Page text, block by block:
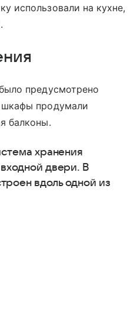
использовали на кухне,
предусмотрено
шкафы продумали
балконы.
хранения
двери. В
вдоль одной из